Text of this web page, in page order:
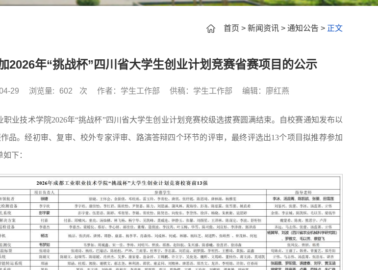
首页 > 新闻资讯 > 通知公告 > 正文
2026年“挑战杯”四川省大学生创业计划竞赛省赛项目的公示
29 浏览量: 602 次 作者：学生工作部 供稿：学生工作部 编辑：廖红燕
职业技术学院2026年“挑战杯”四川省大学生创业计划竞赛校级选拔赛圆满结束。自校赛通知发布以
品。经初审、复审、校外专家评审、路演答辩四个环节的评审，最终评选出13个项目拟推荐参加
下：